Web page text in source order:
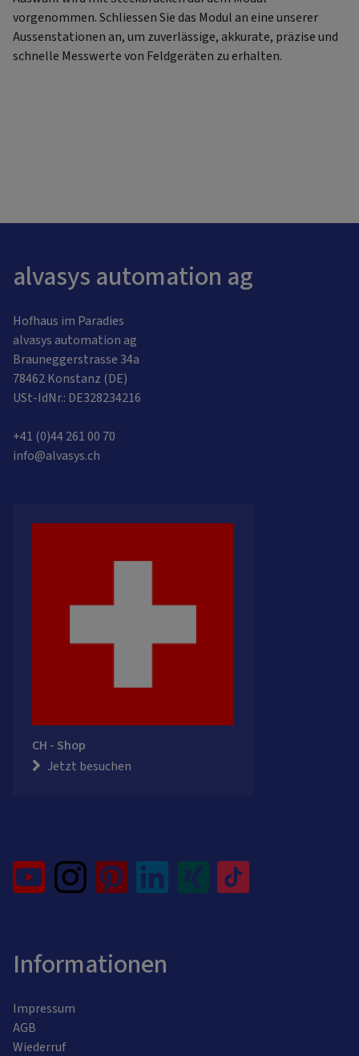
vorgenommen. Schliessen Sie das Modul an eine unserer
Aussenstationen an, um zuverlässige, akkurate, präzise und
schnelle Messwerte von Feldgeräten zu erhalten.
alvasys automation ag
Hofhaus im Paradies
alvasys automation ag
Brauneggerstrasse 34a
78462 Konstanz (DE)
USt-IdNr.: DE328234216
+41 (0)44 261 00 70
info@alvasys.ch
CH - Shop
Jetzt besuchen
Informationen
Impressum
AGB
Wiederruf